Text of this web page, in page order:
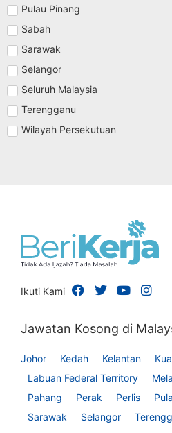
Pulau Pinang
Sabah
Sarawak
Selangor
Seluruh Malaysia
Terengganu
Wilayah Persekutuan
Ikuti Kami
Jawatan Kosong di
Johor Kedah Kelantan
Labuan Federal Territory
Pahang
Perak Perlis
Sarawak
Selangor